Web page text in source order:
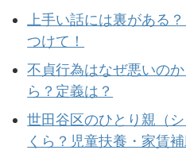
上手い話には裏がある
つけて！
不貞行為はなぜ悪いの
ら？定義は？
世田谷区のひとり親（
くら？児童扶養・家賃